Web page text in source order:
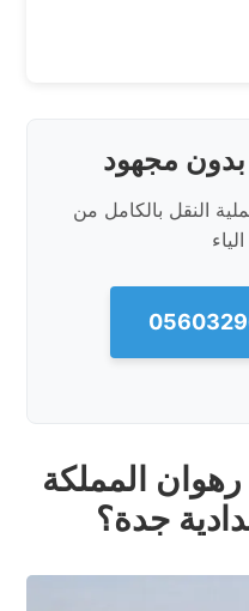
مجهود
النقل بالكامل من
المملكة
جدة؟